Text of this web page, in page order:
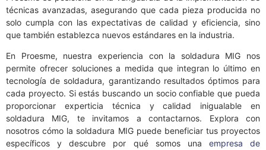
técnicas avanzadas, asegurando que cada pieza producida no
solo cumpla con las expectativas de calidad y eficiencia, sino
que también establezca nuevos estándares en la industria.
En Proesme, nuestra experiencia con la soldadura MIG nos
permite ofrecer soluciones a medida que integran lo último en
tecnología de soldadura, garantizando resultados óptimos para
cada proyecto. Si estás buscando un socio confiable que pueda
proporcionar experticia técnica y calidad inigualable en
soldadura MIG, te invitamos a contactarnos. Explora con
nosotros cómo la soldadura MIG puede beneficiar tus proyectos
específicos y descubre por qué somos una empresa de